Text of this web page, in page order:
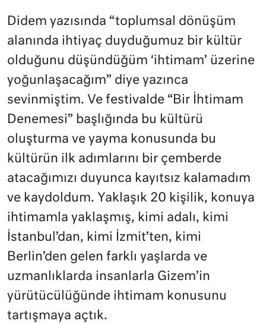
Didem yazısında “toplumsal dönüşüm
alanında ihtiyaç duyduğumuz bir kültür
olduğunu düşündüğüm ‘ihtimam’ üzerine
yoğunlaşacağım” diye yazınca
sevinmiştim. Ve festivalde “Bir İhtimam
Denemesi” başlığında bu kültürü
oluşturma ve yayma konusunda bu
kültürün ilk adımlarını bir çemberde
atacağımızı duyunca kayıtsız kalamadım
ve kaydoldum. Yaklaşık 20 kişilik, konuya
ihtimamla yaklaşmış, kimi adalı, kimi
İstanbul’dan, kimi İzmit’ten, kimi
Berlin’den gelen farklı yaşlarda ve
uzmanlıklarda insanlarla Gizem’in
yürütücülüğünde ihtimam konusunu
tartışmaya açtık.